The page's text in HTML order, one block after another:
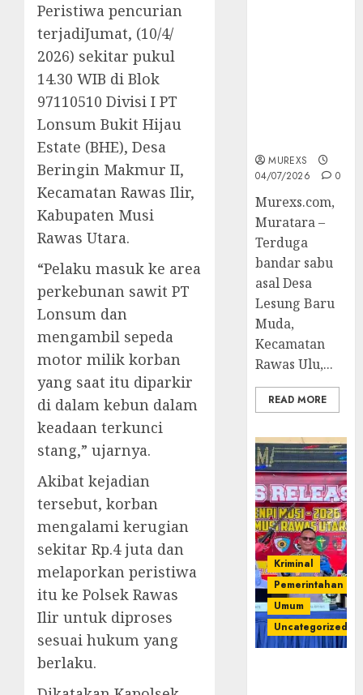
Peristiwa pencurian
terjadiJumat, (10/4/
2026) sekitar pukul
14.30 WIB di Blok
97110510 Divisi I PT
Lonsum Bukit Hijau
Estate (BHE), Desa
Beringin Makmur II,
Kecamatan Rawas Ilir,
Kabupaten Musi
Rawas Utara.
“Pelaku masuk ke area
perkebunan sawit PT
Lonsum dan
mengambil sepeda
motor milik korban
yang saat itu diparkir
di dalam kebun dalam
keadaan terkunci
stang,” ujarnya.
Akibat kejadian
tersebut, korban
mengalami kerugian
sekitar Rp.4 juta dan
melaporkan peristiwa
itu ke Polsek Rawas
Ilir untuk diproses
sesuai hukum yang
berlaku.
MUREXS
04/07/2026
0
Murexs.com,
Muratara –
Terduga
bandar sabu
asal Desa
Lesung Baru
Muda,
Kecamatan
Rawas Ulu,...
READ MORE
Kriminal
Pemerintahan
Umum
Uncategorized